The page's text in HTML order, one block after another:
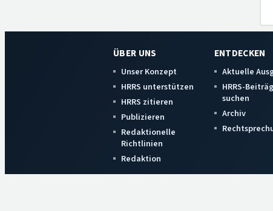
ÜBER UNS
Unser Konzept
HRRS unterstützen
HRRS zitieren
Publizieren
Redaktionelle
Richtlinien
Redaktion
ENTDECKEN
Aktuelle
HRRS-
suchen
Archiv